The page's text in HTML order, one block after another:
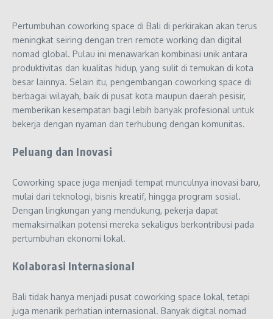
Pertumbuhan coworking space di Bali di perkirakan akan terus
meningkat seiring dengan tren remote working dan digital
nomad global. Pulau ini menawarkan kombinasi unik antara
produktivitas dan kualitas hidup, yang sulit di temukan di kota
besar lainnya. Selain itu, pengembangan coworking space di
berbagai wilayah, baik di pusat kota maupun daerah pesisir,
memberikan kesempatan bagi lebih banyak profesional untuk
bekerja dengan nyaman dan terhubung dengan komunitas.
Peluang dan Inovasi
Coworking space juga menjadi tempat munculnya inovasi baru,
mulai dari teknologi, bisnis kreatif, hingga program sosial.
Dengan lingkungan yang mendukung, pekerja dapat
memaksimalkan potensi mereka sekaligus berkontribusi pada
pertumbuhan ekonomi lokal.
Kolaborasi Internasional
Bali tidak hanya menjadi pusat coworking space lokal, tetapi
juga menarik perhatian internasional. Banyak digital nomad